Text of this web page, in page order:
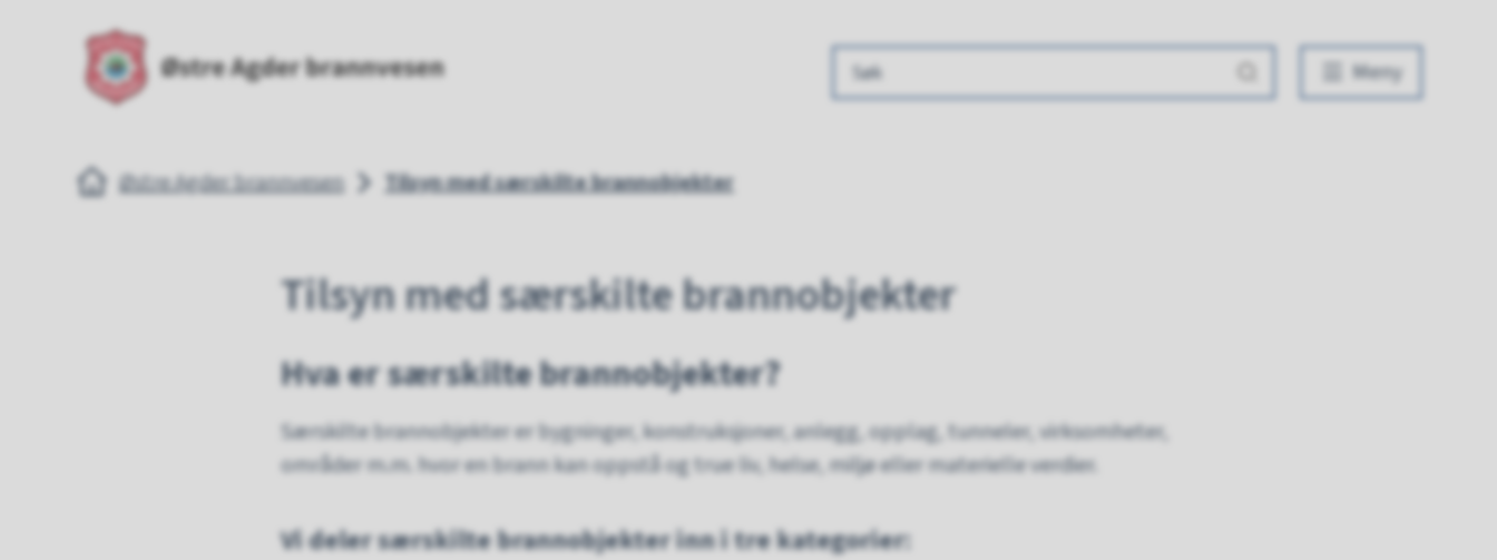
Østre Agder brannvesen
Meny
Du er her:Østre Agder brannvesen Tilsyn med særskilte brannobjekter
Tilsyn med særskilte brannobjekter
Hva er særskilte brannobjekter?
Særskilte brannobjekter er bygninger, konstruksjoner, anlegg, opplag, tunneler, virksomheter,
områder m.m. hvor en brann kan oppstå og true liv, helse, miljø eller materielle verdier.
Vi deler særskilte brannobjekter inn i tre kategorier: